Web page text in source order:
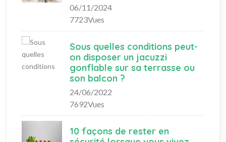
06/11/2024
7723Vues
Sous quelles conditions peut-
on disposer un jacuzzi
gonflable sur sa terrasse ou
son balcon ?
24/06/2022
7692Vues
10 façons de rester en